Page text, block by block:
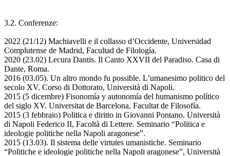
3.2. Conferenze:
2022 (21/12) Machiavelli e il collasso d’Occidente, Universidad
Complutense de Madrid, Facultad de Filología.
2020 (23.02) Lecura Dantis. Il Canto XXVII del Paradiso. Casa di
Dante, Roma.
2016 (03.05). Un altro mondo fu possible. L’umanesimo politico del
secolo XV. Corso di Dottorato, Università di Napoli.
2015 (5 dicembre) Fisonomía y autonomía del humanismo político
del siglo XV. Universitat de Barcelona, Facultat de Filosofía.
2015 (3 febbraio) Politica e diritto in Giovanni Pontano. Università
di Napoli Federico II, Facoltà di Lettere. Seminario “Politica e
ideologie politiche nella Napoli aragonese”.
2015 (13.03). Il sistema delle virtutes umanistiche. Seminario
“Politiche e ideologie politiche nella Napoli aragonese”, Università